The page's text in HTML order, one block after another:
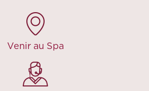
Venir au Spa